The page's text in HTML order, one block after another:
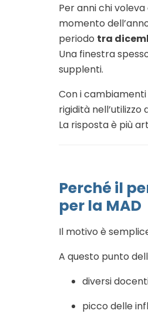
Per anni chi
momento
periodo tra
Una finestra
supplenti.
Con i
rigidità nell’utilizzo
La risposta è più
Perché il
per la MAD
Il motivo è
A questo punto
diversi
picco delle